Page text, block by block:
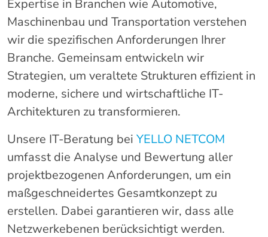
Expertise in Branchen wie Automotive,
Maschinenbau und Transportation verstehen
wir die spezifischen Anforderungen Ihrer
Branche. Gemeinsam entwickeln wir
Strategien, um veraltete Strukturen effizient in
moderne, sichere und wirtschaftliche IT-
Architekturen zu transformieren.
Unsere IT-Beratung bei YELLO NETCOM
umfasst die Analyse und Bewertung aller
projektbezogenen Anforderungen, um ein
maßgeschneidertes Gesamtkonzept zu
erstellen. Dabei garantieren wir, dass alle
Netzwerkebenen berücksichtigt werden.